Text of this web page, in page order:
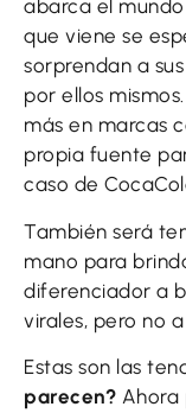
abarca el
que viene se
sorprendan a
por ellos
más en marcas
propia fuente
caso de
También será
mano para
diferenciador a
virales, pero no
Estas son las
parecen? Ahora